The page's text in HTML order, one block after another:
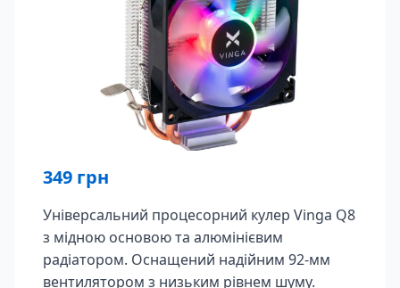
349 грн
Універсальний процесорний кулер Vinga Q8
з мідною основою та алюмінієвим
радіатором. Оснащений надійним 92-мм
вентилятором з низьким рівнем шуму.